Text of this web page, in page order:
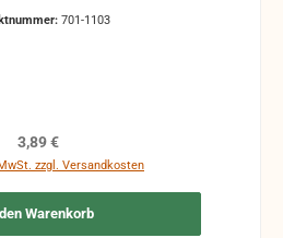
701-1103
Regulärer Preis:
3,89 €
zzgl. Versandkosten
Warenkorb